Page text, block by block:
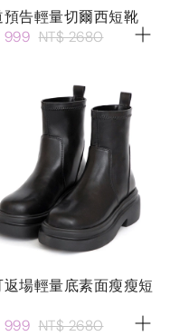
預告輕量切爾西短靴
999 NT$ 2680
返場輕量底素面瘦瘦短
999 NT$ 2680